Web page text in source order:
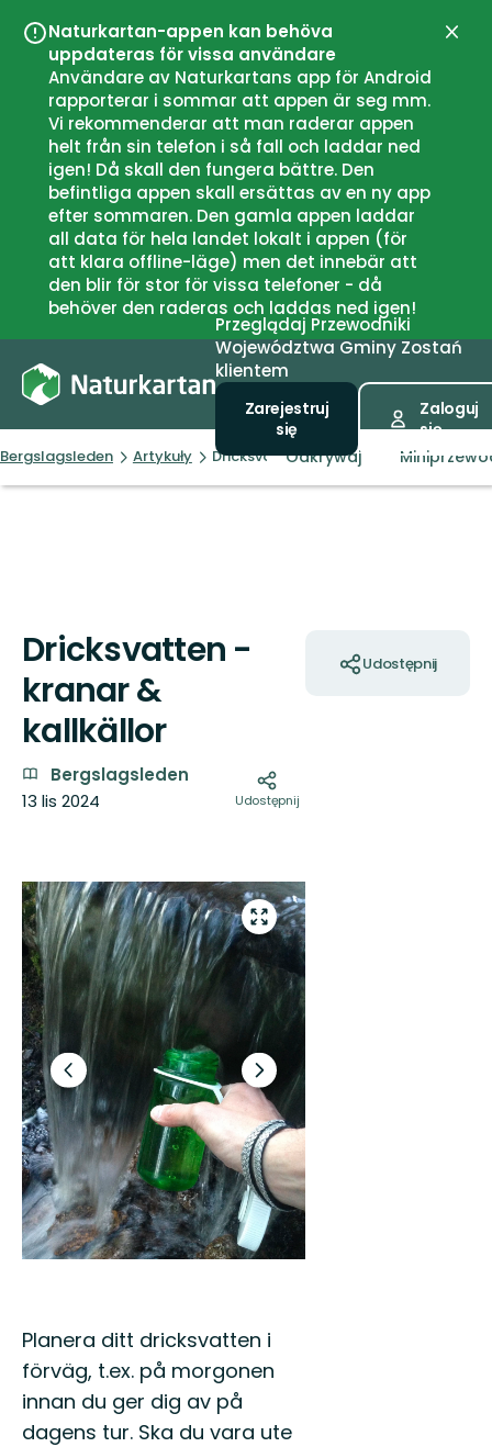
Naturkartan-appen kan behöva
uppdateras för vissa användare
Användare av Naturkartans app för Android
rapporterar i sommar att appen är seg mm.
Vi rekommenderar att man raderar appen
helt från sin telefon i så fall och laddar ned
igen! Då skall den fungera bättre. Den
befintliga appen skall ersättas av en ny app
efter sommaren. Den gamla appen laddar
all data för hela landet lokalt i appen (för
att klara offline-läge) men det innebär att
den blir för stor för vissa telefoner - då
behöver den raderas och laddas ned igen!
Przeglądaj Przewodniki
Województwa Gminy Zostań
klientem
Zarejestruj
się
Zaloguj
się
Bergslagsleden Artykuły Dricksvatten - kranar & kallkällor
Odkrywaj
Dricksvatten -
kranar &
kallkällor
Bergslagsleden
13 lis 2024
Udostępnij
Zdjęcia
Przejdź
do
trybu
pełnoekranowego
Poprzedni
slajd
Następny
slajd
Planera ditt dricksvatten i
förväg, t.ex. på morgonen
innan du ger dig av på
dagens tur. Ska du vara ute
Udostępnij